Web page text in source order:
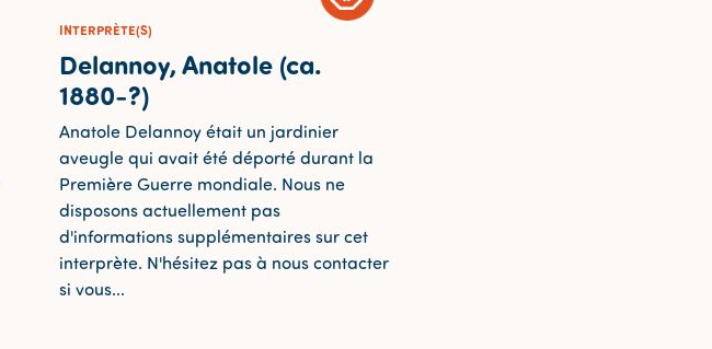
INTERPRÈTE(S)
Delannoy, Anatole (ca.
1880-?)
Anatole Delannoy était un jardinier
aveugle qui avait été déporté durant la
Première Guerre mondiale. Nous ne
disposons actuellement pas
d'informations supplémentaires sur cet
interprète. N'hésitez pas à nous contacter
si vous...